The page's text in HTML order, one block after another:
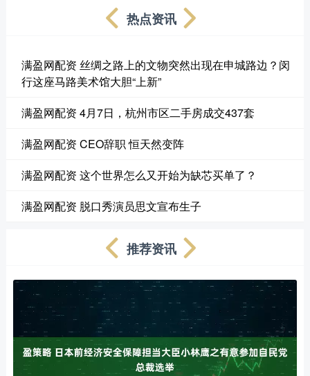
热点资讯
满盈网配资 丝绸之路上的文物突然出现在申城路边？闵
行这座马路美术馆大胆“上新”
满盈网配资 4月7日，杭州市区二手房成交437套
满盈网配资 CEO辞职 恒天然变阵
满盈网配资 这个世界怎么又开始为缺芯买单了？
满盈网配资 脱口秀演员思文宣布生子
推荐资讯